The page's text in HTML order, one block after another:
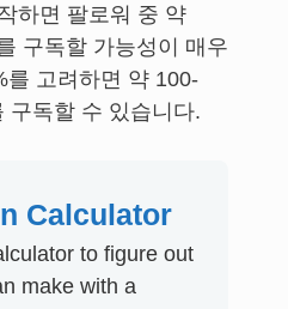
하면 팔로워 중 약
구독할 가능성이 매우
를 고려하면 약 100-
구독할 수 있습니다.
Calculator
to figure out
make with a